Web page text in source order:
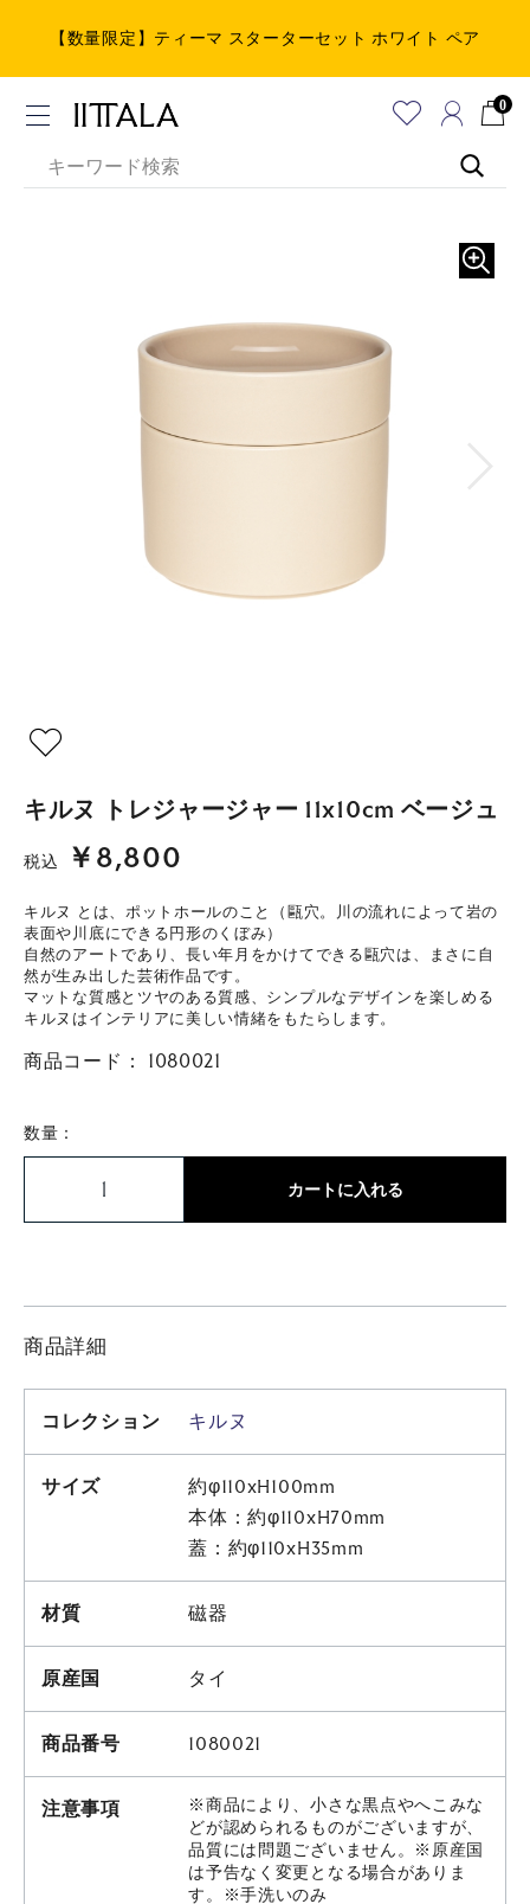
【数量限定】ティーマ スターターセット ホワイト ペア
0
キルヌ トレジャージャー 11x10cm ベージュ
税込 ￥8,800
キルヌ とは、ポットホールのこと（甌穴。川の流れによって岩の
表面や川底にできる円形のくぼみ）
自然のアートであり、長い年月をかけてできる甌穴は、まさに自
然が生み出した芸術作品です。
マットな質感とツヤのある質感、シンプルなデザインを楽しめる
キルヌはインテリアに美しい情緒をもたらします。
商品コード： 1080021
数量：
カートに入れる
商品詳細
コレクション キルヌ
サイズ
約φ110xH100mm
本体：約φ110xH70mm
蓋：約φ110xH35mm
材質 磁器
原産国 タイ
商品番号 1080021
注意事項
※商品により、小さな黒点やへこみな
どが認められるものがございますが、
品質には問題ございません。※原産国
は予告なく変更となる場合がありま
す。※手洗いのみ